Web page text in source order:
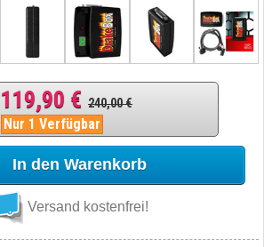
119,90 € 240,00 €
Nur 1 Verfügbar
In den Warenkorb
Versand kostenfrei!